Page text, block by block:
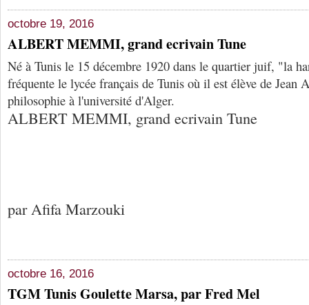
octobre 19, 2016
ALBERT MEMMI, grand ecrivain Tune
Né à Tunis le 15 décembre 1920 dans le quartier juif, "la
fréquente le lycée français de Tunis où il est élève de Jean
philosophie à l'université d'Alger.
ALBERT MEMMI, grand ecrivain Tune
par Afifa Marzouki
octobre 16, 2016
TGM Tunis Goulette Marsa, par Fred Mel